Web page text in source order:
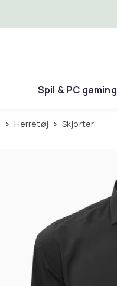
Spil & PC gaming
Herretøj Skjorter